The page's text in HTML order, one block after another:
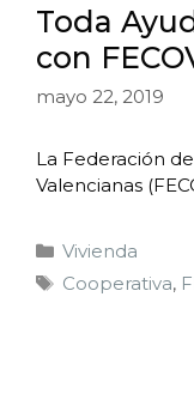
Toda
con
mayo 22, 2019
La Federación
Valencianas
Vivienda
Cooperativa,